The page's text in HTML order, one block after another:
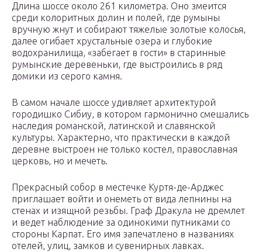
Длина шоссе около 261 километра. Оно змеится
среди колоритных долин и полей, где румыны
вручную жнут и собирают тяжелые золотые колосья,
далее огибает хрустальные озера и глубокие
водохранилища, «забегает в гости» в старинные
румынские деревеньки, где выстроились в ряд
домики из серого камня.
В самом начале шоссе удивляет архитектурой
городишко Сибиу, в котором гармонично смешались
наследия романской, латинской и славянской
культуры. Характерно, что практически в каждой
деревне выстроен не только костел, православная
церковь, но и мечеть.
Прекрасный собор в местечке Куртя-де-Арджес
приглашает войти и онеметь от вида лепнины на
стенах и изящной резьбы. Граф Дракула не дремлет
и ведет наблюдение за одинокими путниками со
стороны Карпат. Его имя запечатлено в названиях
отелей, улиц, замков и сувенирных лавках.